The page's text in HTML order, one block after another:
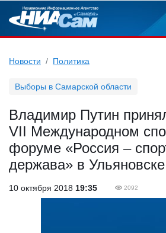
Новости Политика
Выборы в Самарской области
Владимир Путин
VII Международном
форуме «Россия –
держава» в Ульяновске
10 октября 2018 19:35 2092